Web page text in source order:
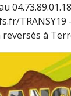
TRANSY19
à